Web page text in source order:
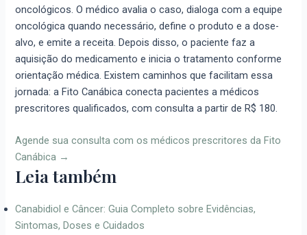
oncológicos. O médico avalia o caso, dialoga com a equipe
oncológica quando necessário, define o produto e a dose-
alvo, e emite a receita. Depois disso, o paciente faz a
aquisição do medicamento e inicia o tratamento conforme
orientação médica. Existem caminhos que facilitam essa
jornada: a Fito Canábica conecta pacientes a médicos
prescritores qualificados, com consulta a partir de R$ 180.
Agende sua consulta com os médicos prescritores da Fito
Canábica →
Leia também
Canabidiol e Câncer: Guia Completo sobre Evidências,
Sintomas, Doses e Cuidados